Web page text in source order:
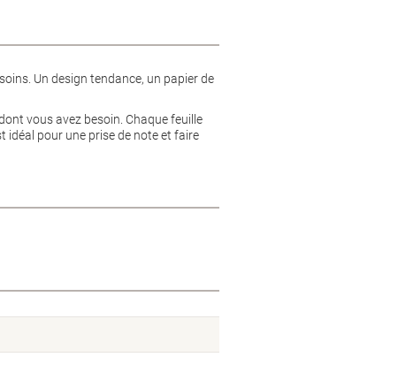
Un design tendance, un papier de
vous avez besoin. Chaque feuille
idéal pour une prise de note et faire